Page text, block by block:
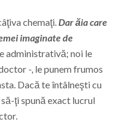
chemaţi.Dar ăia care
imaginate de
administrativă; noi le
-, le punem frumos
Dacă te întâlneşti cu
ţi spună exact lucrul